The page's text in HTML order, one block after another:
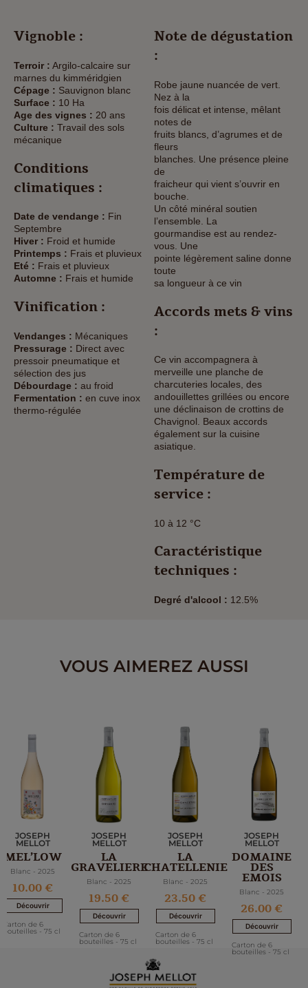
Vignoble :
Terroir : Argilo-calcaire sur
marnes du kimméridgien
Cépage : Sauvignon blanc
Surface : 10 Ha
Age des vignes : 20 ans
Culture : Travail des sols
mécanique
Conditions
climatiques :
Date de vendange : Fin
Septembre
Hiver : Froid et humide
Printemps : Frais et pluvieux
Eté : Frais et pluvieux
Automne : Frais et humide
Vinification :
Vendanges : Mécaniques
Pressurage : Direct avec
pressoir pneumatique et
sélection des jus
Débourdage : au froid
Fermentation : en cuve inox
thermo-régulée
Note de dégustation
:
Robe jaune nuancée de vert.
Nez à la
fois délicat et intense, mêlant
notes de
fruits blancs, d’agrumes et de
fleurs
blanches. Une présence pleine
de
fraicheur qui vient s’ouvrir en
bouche.
Un côté minéral soutien
l’ensemble. La
gourmandise est au rendez-
vous. Une
pointe légèrement saline donne
toute
sa longueur à ce vin
Accords mets & vins
:
Ce vin accompagnera à
merveille une planche de
charcuteries locales, des
andouillettes grillées ou encore
une déclinaison de crottins de
Chavignol. Beaux accords
également sur la cuisine
asiatique.
Température de
service :
10 à 12 °C
Caractéristique
techniques :
Degré d'alcool : 12.5%
VOUS AIMEREZ AUSSI
JOSEPH
MELLOT
MEL’LOW
Blanc - 2025
10.00 €
Découvrir
Carton de 6
bouteilles - 75 cl
JOSEPH
MELLOT
LA
GRAVELIERE
Blanc - 2025
19.50 €
Découvrir
Carton de 6
bouteilles - 75 cl
JOSEPH
MELLOT
LA
CHATELLENIE
Blanc - 2025
23.50 €
Découvrir
Carton de 6
bouteilles - 75 cl
JOSEPH
MELLOT
DOMAINE
DES
EMOIS
Blanc - 2025
26.00 €
Découvrir
Carton de 6
bouteilles - 75 cl